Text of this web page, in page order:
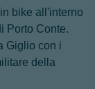
bike all'interno
Porto Conte.
Giglio con i
della